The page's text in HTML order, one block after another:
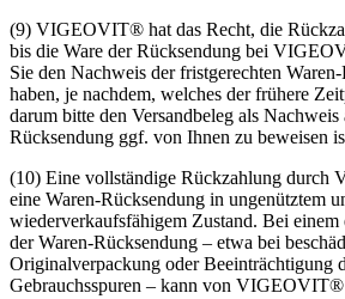
(9) VIGEOVIT® hat das Recht, die
bis die Ware der Rücksendung bei
Sie den Nachweis der fristgerechten
haben, je nachdem, welches der frühere
darum bitte den Versandbeleg als
Rücksendung ggf. von Ihnen zu beweisen
(10) Eine vollständige Rückzahlung
eine Waren-Rücksendung in ungenütztem
wiederverkaufsfähigem Zustand. Bei
der Waren-Rücksendung – etwa bei
Originalverpackung oder Beeinträchtigung
Gebrauchsspuren – kann von VIGEOVIT®